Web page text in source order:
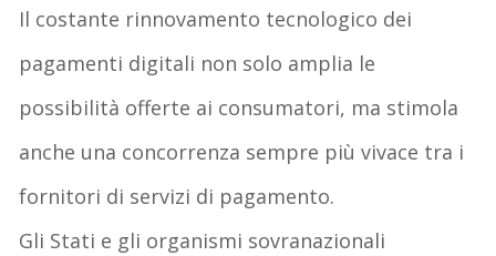
Il costante rinnovamento tecnologico dei
pagamenti digitali non solo amplia le
possibilità offerte ai consumatori, ma stimola
anche una concorrenza sempre più vivace tra i
fornitori di servizi di pagamento.
Gli Stati e gli organismi sovranazionali